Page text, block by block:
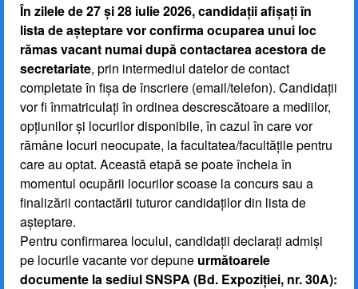
În zilele de 27 și 28 iulie 2026, candidații afișați în
lista de așteptare vor confirma ocuparea unui loc
rămas vacant numai după contactarea acestora de
secretariate, prin intermediul datelor de contact
completate în fișa de înscriere (email/telefon). Candidații
vor fi înmatriculați în ordinea descrescătoare a mediilor,
opțiunilor și locurilor disponibile, în cazul în care vor
rămâne locuri neocupate, la facultatea/facultățile pentru
care au optat. Această etapă se poate încheia în
momentul ocupării locurilor scoase la concurs sau a
finalizării contactării tuturor candidaților din lista de
așteptare.
Pentru confirmarea locului, candidații declarați admiși
pe locurile vacante vor depune următoarele
documente la sediul SNSPA (Bd. Expoziției, nr. 30A):